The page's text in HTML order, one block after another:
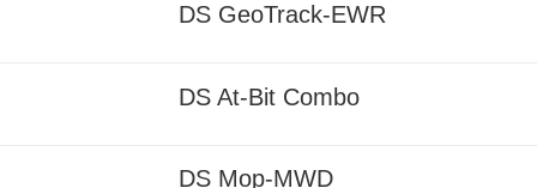
DS GeoTrack-EWR
DS At-Bit Combo
DS Mop-MWD